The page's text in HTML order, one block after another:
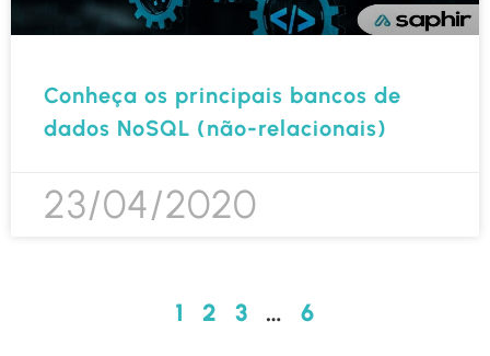
Conheça os principais bancos de
dados NoSQL (não-relacionais)
23/04/2020
1 2 3 … 6